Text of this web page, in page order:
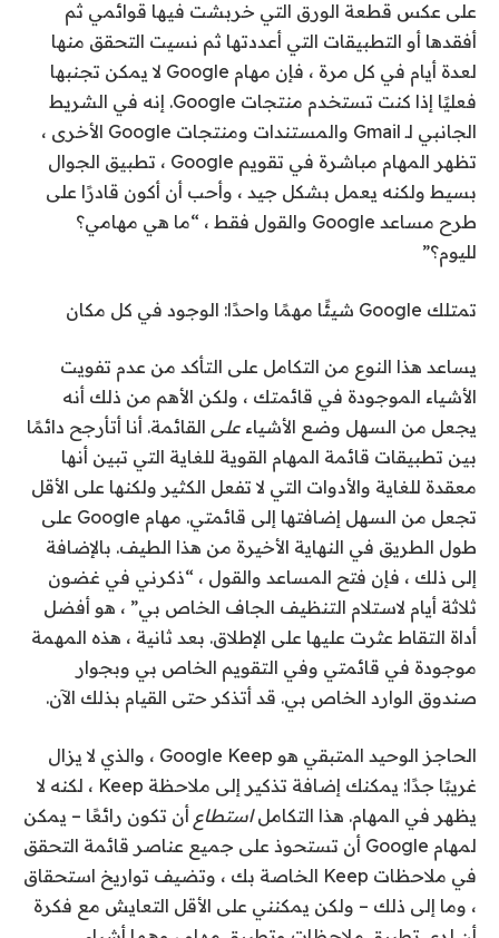
على عكس قطعة الورق التي خربشت فيها قوائمي ثم
أفقدها أو التطبيقات التي أعددتها ثم نسيت التحقق منها
لعدة أيام في كل مرة ، فإن مهام Google لا يمكن تجنبها
فعليًا إذا كنت تستخدم منتجات Google. إنه في الشريط
الجانبي لـ Gmail والمستندات ومنتجات Google الأخرى ،
تظهر المهام مباشرة في تقويم Google ، تطبيق الجوال
بسيط ولكنه يعمل بشكل جيد ، وأحب أن أكون قادرًا على
طرح مساعد Google والقول فقط ، “ما هي مهامي؟
لليوم؟”
تمتلك Google شيئًا مهمًا واحدًا: الوجود في كل مكان
يساعد هذا النوع من التكامل على التأكد من عدم تفويت
الأشياء الموجودة في قائمتك ، ولكن الأهم من ذلك أنه
يجعل من السهل وضع الأشياء على القائمة. أنا أتأرجح دائمًا
بين تطبيقات قائمة المهام القوية للغاية التي تبين أنها
معقدة للغاية والأدوات التي لا تفعل الكثير ولكنها على الأقل
تجعل من السهل إضافتها إلى قائمتي. مهام Google على
طول الطريق في النهاية الأخيرة من هذا الطيف. بالإضافة
إلى ذلك ، فإن فتح المساعد والقول ، “ذكرني في غضون
ثلاثة أيام لاستلام التنظيف الجاف الخاص بي” ، هو أفضل
أداة التقاط عثرت عليها على الإطلاق. بعد ثانية ، هذه المهمة
موجودة في قائمتي وفي التقويم الخاص بي وبجوار
صندوق الوارد الخاص بي. قد أتذكر حتى القيام بذلك الآن.
الحاجز الوحيد المتبقي هو Google Keep ، والذي لا يزال
غريبًا جدًا: يمكنك إضافة تذكير إلى ملاحظة Keep ، لكنه لا
يظهر في المهام. هذا التكاملاستطاع أن تكون رائعًا – يمكن
لمهام Google أن تستحوذ على جميع عناصر قائمة التحقق
في ملاحظات Keep الخاصة بك ، وتضيف تواريخ استحقاق
، وما إلى ذلك – ولكن يمكنني على الأقل التعايش مع فكرة